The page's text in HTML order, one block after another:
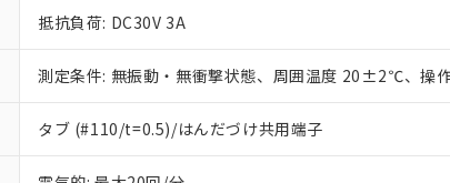
抵抗負荷: DC30V 3A
測定条件: 無振動・無衝撃状態、周囲温度 20±2℃、操
タブ (#110/t=0.5)/はんだづけ共用端子
ご利用条件
本サービスは、当社制御機器事業取扱商品の
くものです。
対応予定なし：EU RoHS指令（10物質）の非含有に
調査・確認中：EU RoHS指令（10物質）の非含有の
仕入先様の事情により、非含有部品としていたもの
があります。
*EU RoHS指令（10物質）：
※1 中国RoHS○×表
「○」：最大均質材料含有率が中国RoHSの基準値以
「×」：最大均質材料含有率が中国RoHSの基準値を
当社は、これら貴社製品のうち、外国為替およ
う）を輸出または国外への提供する場合は、